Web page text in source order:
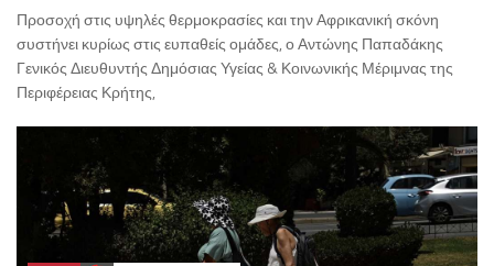
Προσοχή στις υψηλές θερμοκρασίες και την Αφρικανική σκόνη
συστήνει κυρίως στις ευπαθείς ομάδες, ο Αντώνης Παπαδάκης
Γενικός Διευθυντής Δημόσιας Υγείας & Κοινωνικής Μέριμνας της
Περιφέρειας Κρήτης,